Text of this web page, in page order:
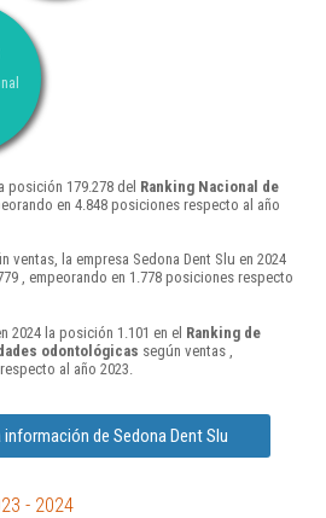
posición 179.278 del Ranking Nacional de
en 4.848 posiciones respecto al año
ventas, la empresa Sedona Dent Slu en 2024
, empeorando en 1.778 posiciones respecto
2024 la posición 1.101 en el Ranking de
odontológicas según ventas ,
al año 2023.
de Sedona Dent Slu
- 2024